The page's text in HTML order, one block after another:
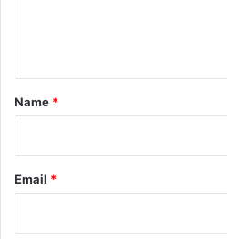
*
Name *
Email *